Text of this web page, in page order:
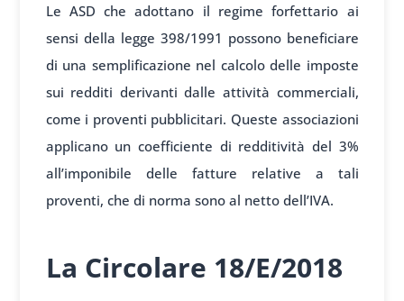
Le ASD che adottano il regime forfettario ai
sensi della legge 398/1991 possono beneficiare
di una semplificazione nel calcolo delle imposte
sui redditi derivanti dalle attività commerciali,
come i proventi pubblicitari. Queste associazioni
applicano un coefficiente di redditività del 3%
all’imponibile delle fatture relative a tali
proventi, che di norma sono al netto dell’IVA.
La Circolare 18/E/2018